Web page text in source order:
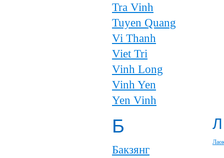
Tra Vinh
Tuyen Quang
Vi Thanh
Viet Tri
Vinh Long
Vinh Yen
Yen Vinh
Б
Бакзянг
Л